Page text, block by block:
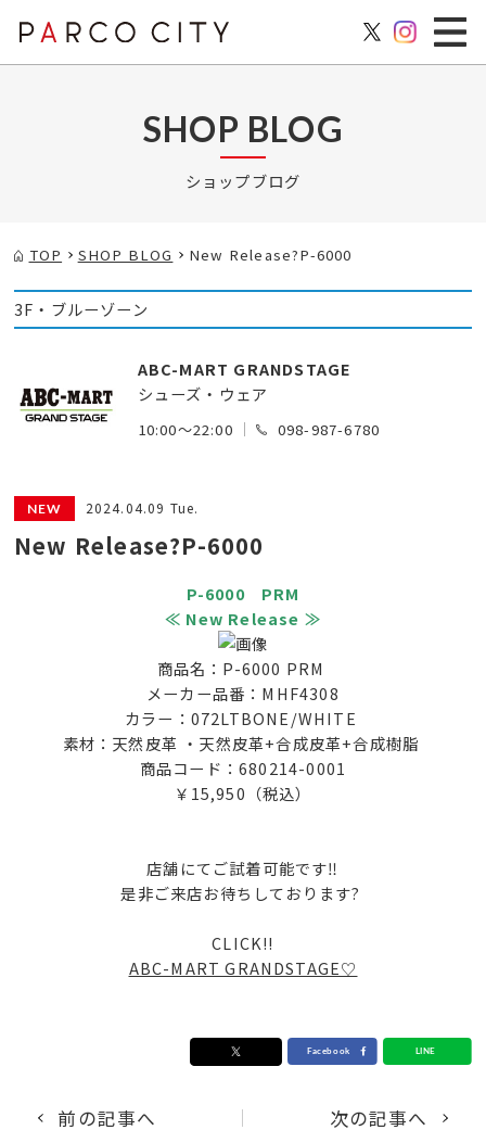
SHOP BLOG
ショップブログ
TOP SHOP BLOG New Release?P-6000
3F・ブルーゾーン
ABC-MART GRANDSTAGE
シューズ・ウェア
10:00～22:00 098-987-6780
2024.04.09 Tue.
New Release?P-6000
P-6000 PRM
≪ New Release ≫
商品名：P-6000 PRM
メーカー品番：MHF4308
カラー：072LTBONE/WHITE
素材：天然皮革 ・天然皮革+合成皮革+合成樹脂
商品コード：680214-0001
￥15,950（税込）
店舗にてご試着可能です‼
是非ご来店お待ちしております?
CLICK!!
ABC-MART GRANDSTAGE♡
前の記事へ 次の記事へ